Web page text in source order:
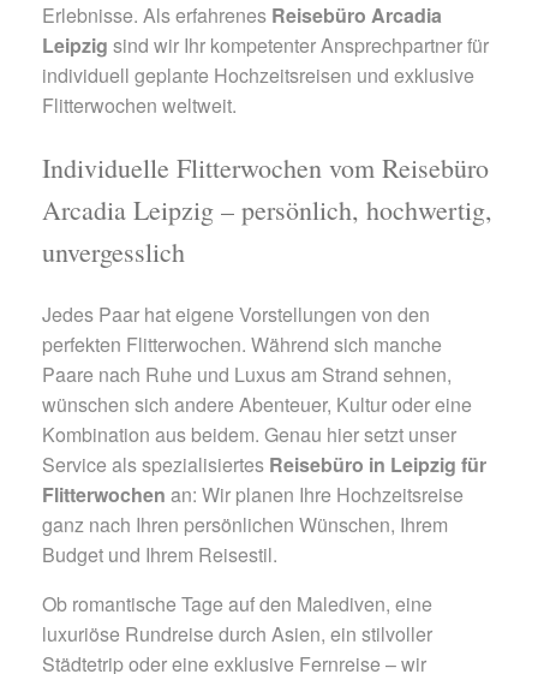
Erlebnisse. Als erfahrenes Reisebüro Arcadia
Leipzig sind wir Ihr kompetenter Ansprechpartner für
individuell geplante Hochzeitsreisen und exklusive
Flitterwochen weltweit.
Individuelle Flitterwochen vom Reisebüro
Arcadia Leipzig – persönlich, hochwertig,
unvergesslich
Jedes Paar hat eigene Vorstellungen von den
perfekten Flitterwochen. Während sich manche
Paare nach Ruhe und Luxus am Strand sehnen,
wünschen sich andere Abenteuer, Kultur oder eine
Kombination aus beidem. Genau hier setzt unser
Service als spezialisiertes Reisebüro in Leipzig für
Flitterwochen an: Wir planen Ihre Hochzeitsreise
ganz nach Ihren persönlichen Wünschen, Ihrem
Budget und Ihrem Reisestil.
Ob romantische Tage auf den Malediven, eine
luxuriöse Rundreise durch Asien, ein stilvoller
Städtetrip oder eine exklusive Fernreise – wir